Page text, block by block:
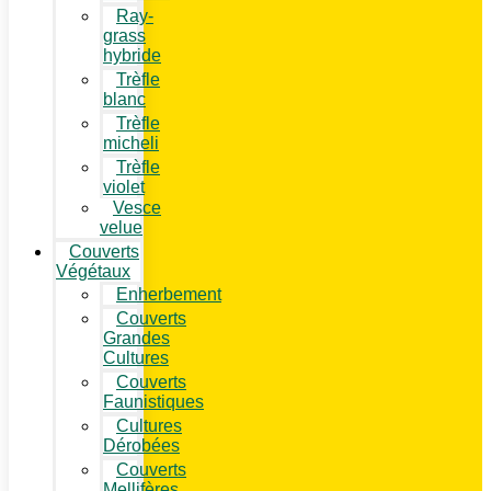
Ray-
grass
hybride
Trèfle
blanc
Trèfle
micheli
Trèfle
violet
Vesce
velue
Couverts
Végétaux
Enherbement
Couverts
Grandes
Cultures
Couverts
Faunistiques
Cultures
Dérobées
Couverts